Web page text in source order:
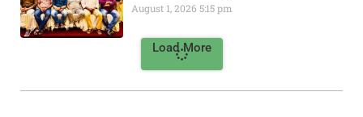
August 1, 20265:15 pm
Load More